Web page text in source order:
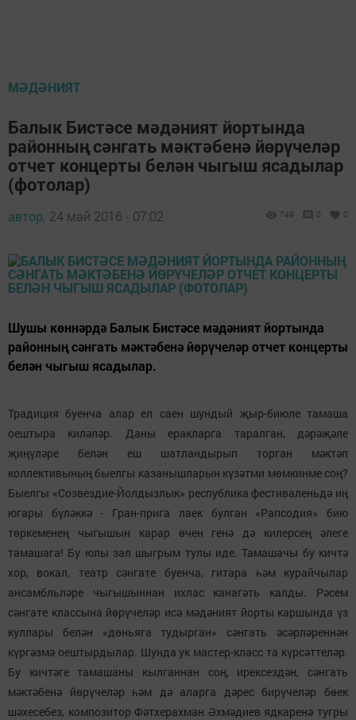
МӘДӘНИЯТ
Балык Бистәсе мәдәният йортында
районның сәнгать мәктәбенә йөрүчеләр
отчет концерты белән чыгыш ясадылар
(фотолар)
автор, 24 май 2016 - 07:02 749 0 0
Шушы көннәрдә Балык Бистәсе мәдәният йортында
районның сәнгать мәктәбенә йөрүчеләр отчет концерты
белән чыгыш ясадылар.
Традиция буенча алар ел саен шундый җыр-биюле тамаша
оештыра киләләр. Даны еракларга таралган, дәрәҗәле
җиңүләре белән еш шатландырып торган мәктәп
коллективының быелгы казанышларын күзәтми мөмкинме соң?
Быелгы «Созвездие-Йолдызлык» республика фестиваленьдә иң
югары бүләккә - Гран-прига лаек булган «Рапсодия» бию
төркеменең чыгышын карар өчен генә дә килерсең әлеге
тамашага! Бу юлы зал шыгрым тулы иде. Тамашачы бу кичтә
хор, вокал, театр сәнгате буенча, гитара һәм курайчылар
ансамбльләре чыгышыннан ихлас канагәть калды. Рәсем
сәнгате классына йөрүчеләр исә мәдәният йорты каршында үз
куллары белән «дөньяга тудырган» сәнгать әсәрләреннән
күргәзмә оештырдылар. Шунда ук мастер-класс та күрсәттеләр.
Бу кичтәге тамашаны кылганнан соң, ирексездән, сәнгать
мәктәбенә йөрүчеләр һәм дә аларга дәрес бирүчеләр бөек
шәхесебез, композитор Фәтхерахман Әхмәдиев ядкаренә тугры